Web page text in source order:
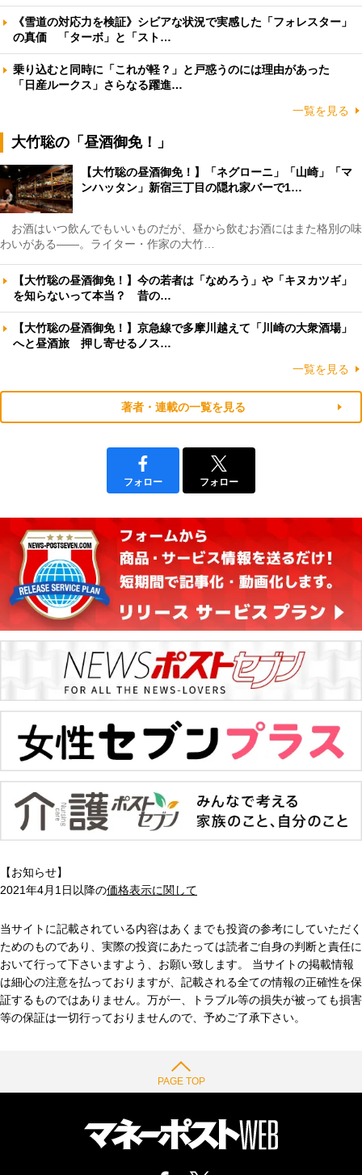
《雪道の対応力を検証》シビアな状況で実感した「フォレスター」
の真価 「ターボ」と「スト…
乗り込むと同時に「これが軽？」と戸惑うのには理由があった
「日産ルークス」さらなる躍進…
一覧を見る
大竹聡の「昼酒御免！」
【大竹聡の昼酒御免！】「ネグローニ」「山崎」「マ
ンハッタン」新宿三丁目の隠れ家バーで1…
お酒はいつ飲んでもいいものだが、昼から飲むお酒にはまた格別の味
わいがある――。ライター・作家の大竹…
【大竹聡の昼酒御免！】今の若者は「なめろう」や「キヌカツギ」
を知らないって本当？ 昔の…
【大竹聡の昼酒御免！】京急線で多摩川越えて「川崎の大衆酒場」
へと昼酒旅 押し寄せるノス…
一覧を見る
著者・連載の一覧を見る
フォロー フォロー
【お知らせ】
2021年4月1日以降の価格表示に関して
当サイトに記載されている内容はあくまでも投資の参考にしていただく
ためのものであり、実際の投資にあたっては読者ご自身の判断と責任に
おいて行って下さいますよう、お願い致します。 当サイトの掲載情報
は細心の注意を払っておりますが、記載される全ての情報の正確性を保
証するものではありません。万が一、トラブル等の損失が被っても損害
等の保証は一切行っておりませんので、予めご了承下さい。
PAGE TOP